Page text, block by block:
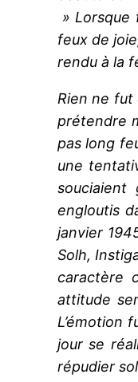
» Lorsque
feux de
rendu à la
Rien ne fut
prétendre
pas long
une
souciaient
engloutis
janvier
Solh,
caractère
attitude
L’émotion
jour se
répudier